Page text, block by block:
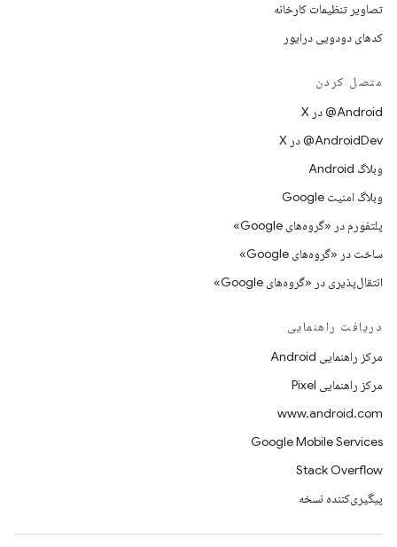
تصاویر تنظیمات کارخانه
کدهای دودویی درایور
متصل کردن
‫‎@Android در X
‫‎@AndroidDev در X
وبلاگ Android
وبلاگ امنیت Google
پلتفورم در «گروه‌های Google»
ساخت در «گروه‌های Google»
انتقال‌پذیری در «گروه‌های Google»
دریافت راهنمایی
مرکز راهنمایی Android
مرکز راهنمایی Pixel
www.android.com
Google Mobile Services
Stack Overflow
پیگیری‌کننده نسخه